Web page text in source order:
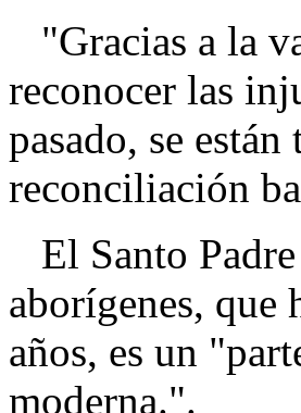
"Gracias a la
reconocer las
pasado, se
reconciliación
El Santo
aborígenes, que
años, es un
moderna.".